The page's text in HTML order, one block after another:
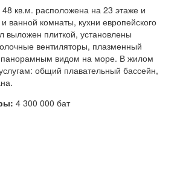
кв.м. расположена на 23 этаже и
ванной комнаты, кухни европейского
выложен плиткой, установлены
вентиляторы, плазменный
панорамным видом на море. В жилом
общий плавательный бассейн,
4 300 000 бат